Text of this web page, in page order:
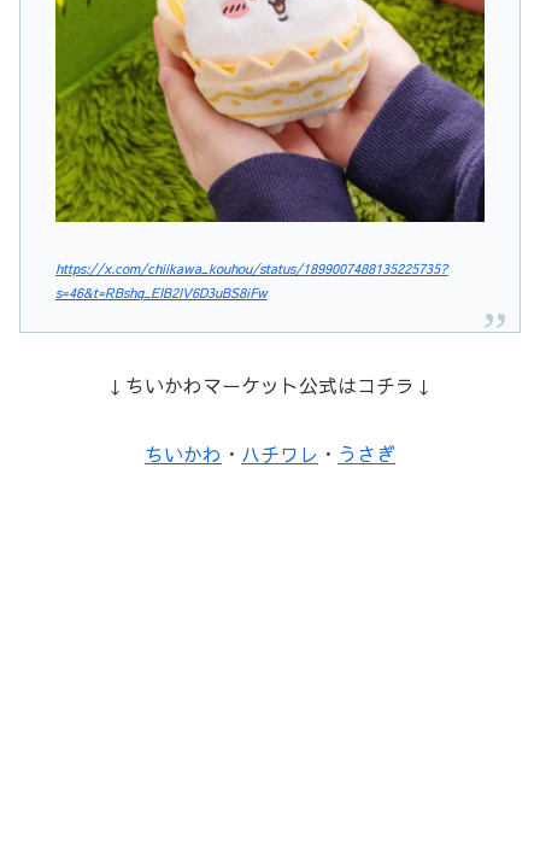
https://x.com/chiikawa_kouhou/status/1899007488135225735?
s=46&t=RBshq_EIB2IV6D3uBS8iFw
↓ちいかわマーケット公式はコチラ↓
ちいかわ ・ ハチワレ ・ うさぎ